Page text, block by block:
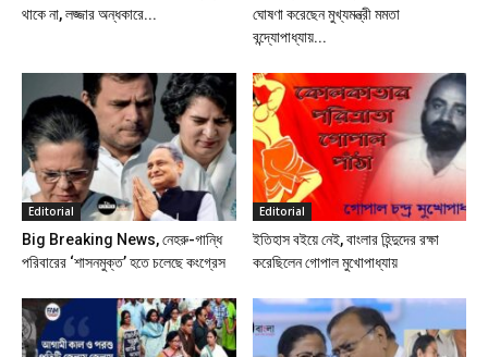
থাকে না, লজ্জার অন্ধকারে...
ঘোষণা করেছেন মুখ্যমন্ত্রী মমতা
বন্দ্যোপাধ্যায়...
Editorial
Big Breaking News, নেহরু-গান্ধি
পরিবারের ‘শাসনমুক্ত’ হতে চলেছে কংগ্রেস
Editorial
ইতিহাস বইয়ে নেই, বাংলার হিন্দুদের রক্ষা
করেছিলেন গোপাল মুখোপাধ্যায়